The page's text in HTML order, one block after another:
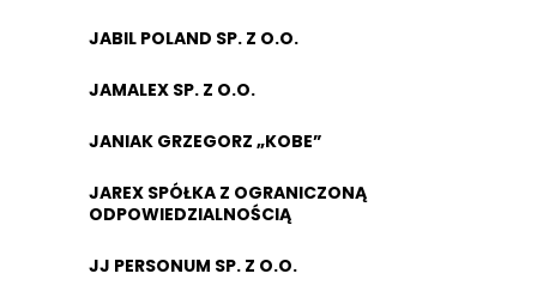
JABIL POLAND SP. Z O.O.
JAMALEX SP. Z O.O.
JANIAK GRZEGORZ „KOBE”
JAREX SPÓŁKA Z OGRANICZONĄ
ODPOWIEDZIALNOŚCIĄ
JJ PERSONUM SP. Z O.O.